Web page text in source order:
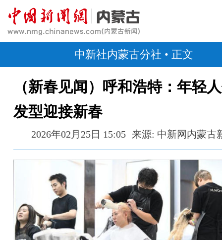
中新社内蒙古分社 • 正文
（新春见闻）呼和浩特：年轻
发型迎接新春
2026年02月25日 15:05 来源: 中新网内蒙古